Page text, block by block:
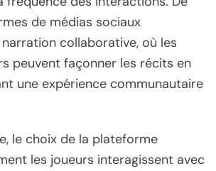
de médias sociaux
collaborative, où les
peuvent façonner les récits en
une expérience communautaire
le choix de la plateforme
les joueurs interagissent avec